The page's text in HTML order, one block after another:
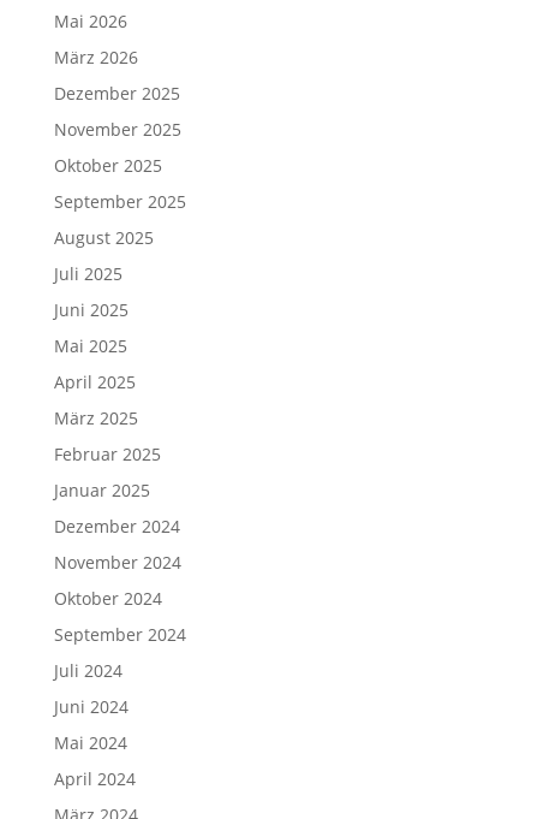
Mai 2026
März 2026
Dezember 2025
November 2025
Oktober 2025
September 2025
August 2025
Juli 2025
Juni 2025
Mai 2025
April 2025
März 2025
Februar 2025
Januar 2025
Dezember 2024
November 2024
Oktober 2024
September 2024
Juli 2024
Juni 2024
Mai 2024
April 2024